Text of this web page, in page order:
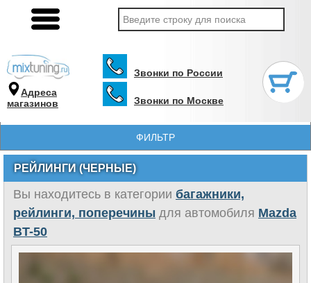
Адреса
магазинов
Звонки по России
Звонки по Москве
ФИЛЬТР
РЕЙЛИНГИ (ЧЕРНЫЕ)
Вы находитесь в категории багажники,
рейлинги, поперечины для автомобиля Mazda
BT-50